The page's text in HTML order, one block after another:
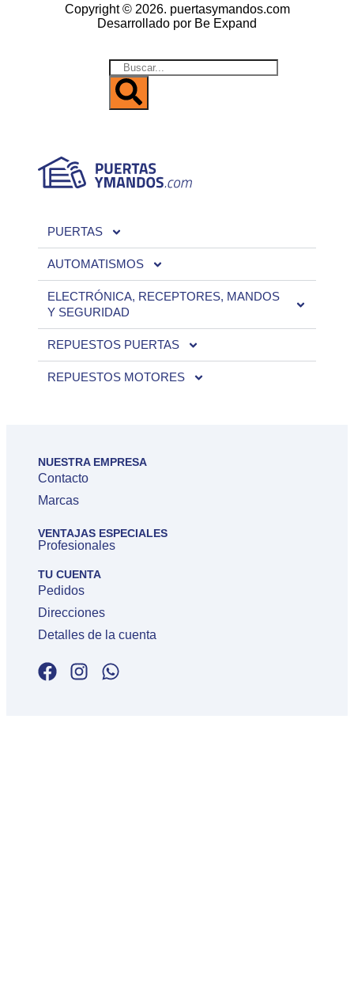
Copyright © 2026. puertasymandos.com
Desarrollado por Be Expand
PUERTAS
AUTOMATISMOS
ELECTRÓNICA, RECEPTORES, MANDOS
Y SEGURIDAD
REPUESTOS PUERTAS
REPUESTOS MOTORES
NUESTRA EMPRESA
Contacto
Marcas
VENTAJAS ESPECIALES
Profesionales
TU CUENTA
Pedidos
Direcciones
Detalles de la cuenta